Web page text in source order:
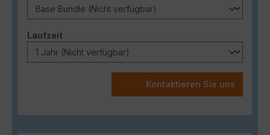
Laufzeitauswählen
Kontaktieren Sie uns